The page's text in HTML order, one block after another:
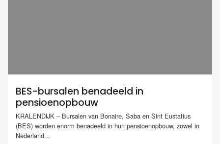
BES-bursalen benadeeld in
pensioenopbouw
KRALENDIJK – Bursalen van Bonaire, Saba en Sint Eustatius
(BES) worden enorm benadeeld in hun pensioenopbouw, zowel in
Nederland...